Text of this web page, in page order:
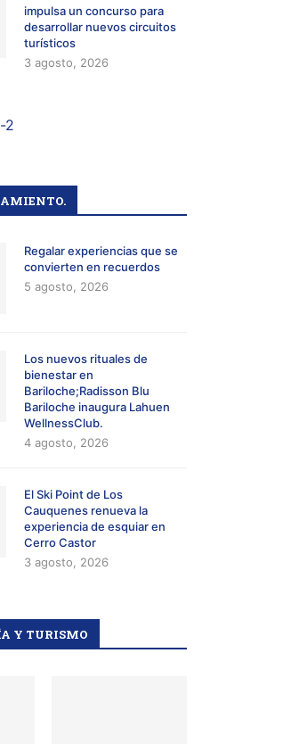
impulsa un concurso para
desarrollar nuevos circuitos
turísticos
3 agosto, 2026
Regalar experiencias que se
convierten en recuerdos
5 agosto, 2026
Los nuevos rituales de
bienestar en
Bariloche;Radisson Blu
Bariloche inaugura Lahuen
WellnessClub.
4 agosto, 2026
El Ski Point de Los
Cauquenes renueva la
experiencia de esquiar en
Cerro Castor
3 agosto, 2026
Y TURISMO